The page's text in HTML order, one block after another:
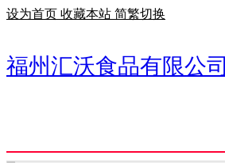
设为首页 收藏本站 简繁切换
福州汇沃食品有限公司